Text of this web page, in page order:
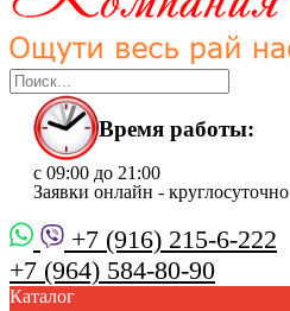
Время работы:
с 09:00 до 21:00
Заявки онлайн - круглосуточно
+7 (916) 215-6-222
+7 (964) 584-80-90
Каталог